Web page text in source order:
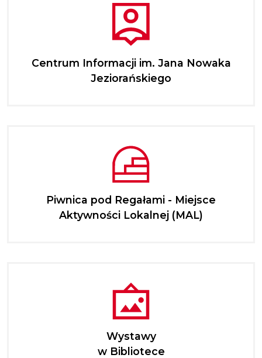
Centrum Informacji im. Jana Nowaka
Jeziorańskiego
Piwnica pod Regałami - Miejsce
Aktywności Lokalnej (MAL)
Wystawy
w Bibliotece